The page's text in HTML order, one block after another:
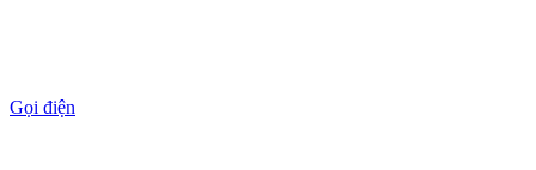
Gọi điện